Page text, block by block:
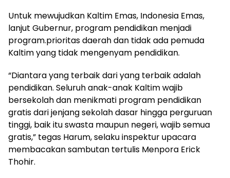
Untuk mewujudkan Kaltim Emas, Indonesia Emas,
lanjut Gubernur, program pendidikan menjadi
program.prioritas daerah dan tidak ada pemuda
Kaltim yang tidak mengenyam pendidikan.
“Diantara yang terbaik dari yang terbaik adalah
pendidikan. Seluruh anak-anak Kaltim wajib
bersekolah dan menikmati program pendidikan
gratis dari jenjang sekolah dasar hingga perguruan
tinggi, baik itu swasta maupun negeri, wajib semua
gratis,” tegas Harum, selaku inspektur upacara
membacakan sambutan tertulis Menpora Erick
Thohir.